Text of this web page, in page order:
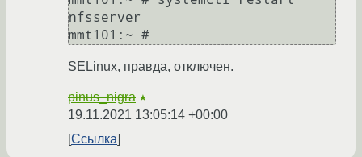
nfsserver
SELinux, правда, отключен.
pinus_nigra ★
19.11.2021 13:05:14 +00:00
Ссылка